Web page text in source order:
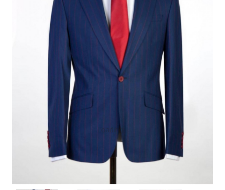
Loading...